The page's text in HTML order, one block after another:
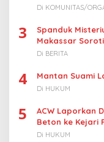
Di KOMUNITAS/
3
Spanduk
Makassar
Di BERITA
4 Mantan Suami
Di HUKUM
5
ACW Laporkan
Beton ke Kejari
Di HUKUM